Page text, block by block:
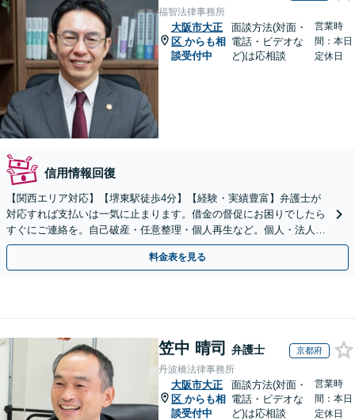
福智法律事務所
大阪市大正
区 からも相
談受付中
面談方法(対面・
電話・ビデオな
ど)は応相談
営業時
間：本日
定休日
信用情報回復
【関西エリア対応】【堺東駅徒歩4分】【経験・実績豊富】弁護士が
対応すれば支払いは一気に止まります。借金の督促にお困りでしたら
すぐにご連絡を。自己破産・任意整理・個人再生など。個人・法人対
応可能。【夜間・休日対応可能】
料金表を見る
笠中 晴司 弁護士 京都府
丹波橋法律事務所
大阪市大正
区 からも相
談受付中
面談方法(対面・
電話・ビデオな
ど)は応相談
営業時
間：本日
定休日